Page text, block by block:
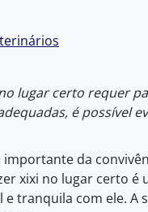
lugar certo requer
é possível
da
xixi no lugar certo é
tranquila com ele. A